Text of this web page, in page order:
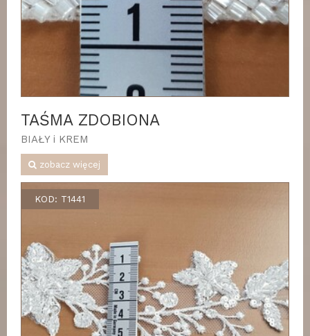
TAŚMA ZDOBIONA
BIAŁY i KREM
zobacz więcej
KOD: T1441